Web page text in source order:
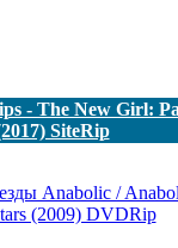
- The New Girl:
SiteRip